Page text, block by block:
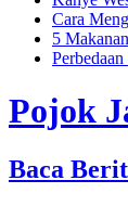
Cara
5
Pojok
Baca